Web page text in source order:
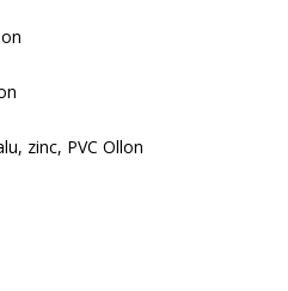
zinc, PVC Ollon